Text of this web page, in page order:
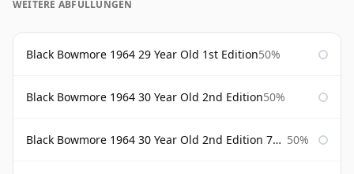
WEITERE ABFÜLLUNGEN
Black Bowmore 1964 29 Year Old 1st Edition50%
Black Bowmore 1964 30 Year Old 2nd Edition50%
Black Bowmore 1964 30 Year Old 2nd Edition 75cl 50%